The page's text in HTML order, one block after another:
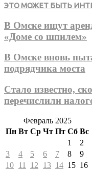
ЭТО МОЖЕТ БЫТЬ
В Омске ищут
«Доме со шпилем»
В Омске вновь
подрядчика моста
Стало известно,
перечислили
Февраль 2025
Пн Вт Ср Чт Пт Сб Вс
1
2
3
4 5 6 7 8
9
10 11 12 13 14 15 16